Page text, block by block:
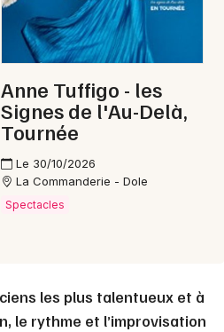
Anne Tuffigo - les
Signes de l'Au-Delà,
Tournée
Le 30/10/2026
La Commanderie - Dole
Spectacles
les plus talentueux et à
le rythme et l’improvisation